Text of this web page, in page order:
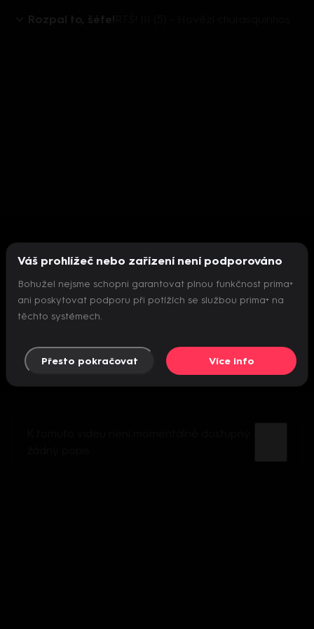
Rozpal to, šéfe!
Nepodařilo se inicializovat přehrávač
Váš prohlížeč nebo zařízení není podporováno
Bohužel nejsme schopni garantovat plnou funkčnost prima+
ani poskytovat podporu při potížích se službou prima+ na
těchto systémech.
Přesto pokračovat Více info